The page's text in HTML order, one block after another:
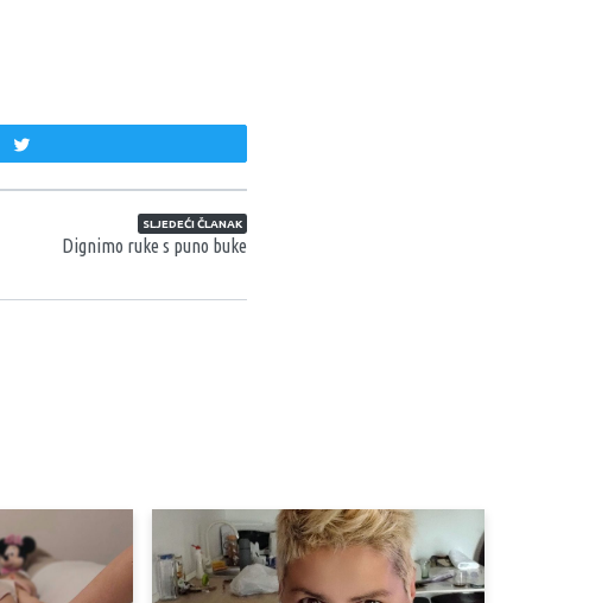
SLJEDEĆI ČLANAK
Dignimo ruke s puno buke